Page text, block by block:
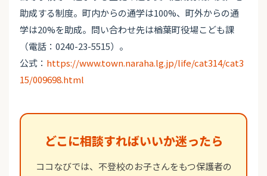
助成する制度。町内からの通学は100%、町外からの通
学は20%を助成。問い合わせ先は楢葉町役場こども課
（電話：0240-23-5515）。
公式： https://www.town.naraha.lg.jp/life/cat314/cat3
15/009698.html
どこに相談すればいいか迷ったら
ココなびでは、不登校のお子さんをもつ保護者の